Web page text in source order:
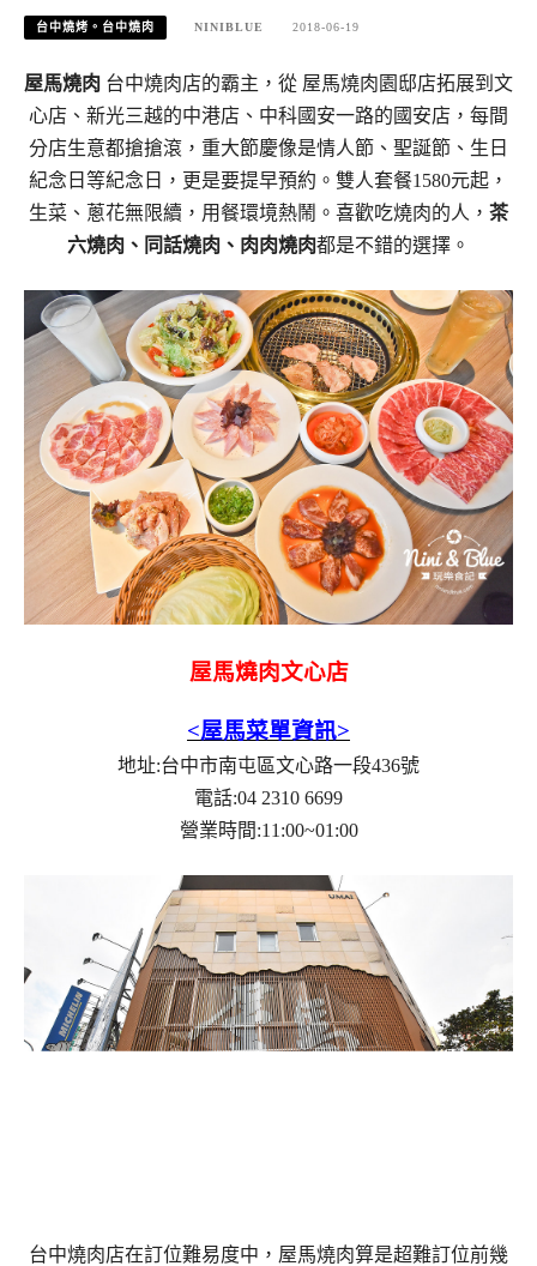
台中燒烤。台中燒肉 NINIBLUE 2018-06-19
屋馬燒肉 台中燒肉店的霸主，從 屋馬燒肉園邸店拓展到文
心店、新光三越的中港店、中科國安一路的國安店，每間
分店生意都搶搶滾，重大節慶像是情人節、聖誕節、生日
紀念日等紀念日，更是要提早預約。雙人套餐1580元起，
生菜、蔥花無限續，用餐環境熱鬧。喜歡吃燒肉的人， 茶
六燒肉、同話燒肉、肉肉燒肉都是不錯的選擇。
屋馬燒肉文心店
<屋馬菜單資訊>
地址:台中市南屯區文心路一段436號
電話:04 2310 6699
營業時間:11:00~01:00
台中燒肉店在訂位難易度中，屋馬燒肉算是超難訂位前幾